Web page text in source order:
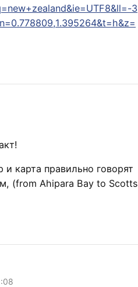
3
карта правильно говорят
(from Ahipara Bay to Scotts